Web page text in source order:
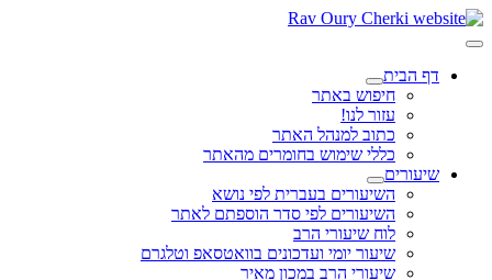
דף הבית
חיפוש באתר
עזור לנו!
כתוב למנהל האתר
כללי שימוש בחומרים מהאתר
שיעורים
השיעורים בעברית לפי נושא
השיעורים לפי סדר הוספתם לאתר
לוח שיעורי הרב
שיעור יומי ועדכונים בוואטסאפ וטלגרם
שיעורי הרב במכון מאיר